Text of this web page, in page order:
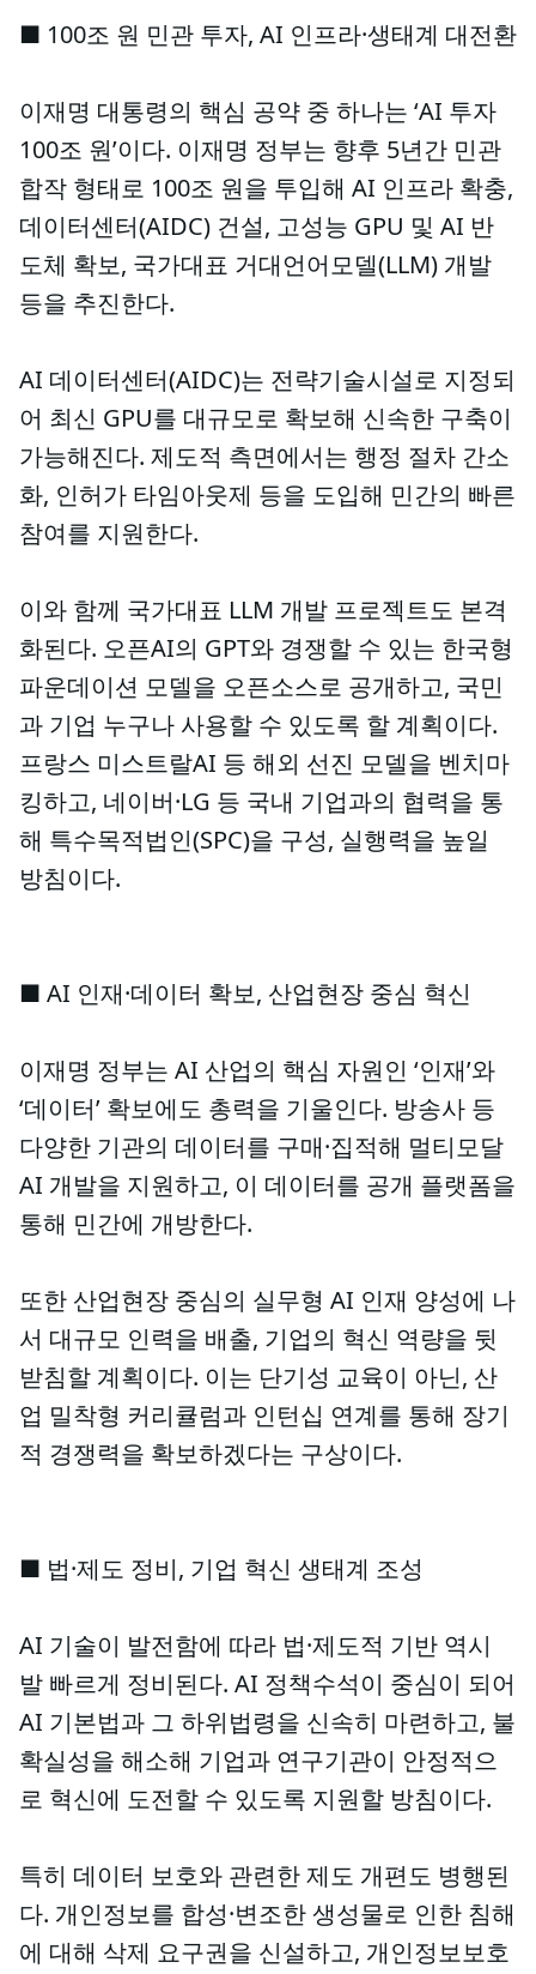
■ 100조 원 민관 투자, AI 인프라·생태계 대전환
이재명 대통령의 핵심 공약 중 하나는 ‘AI 투자
100조 원’이다. 이재명 정부는 향후 5년간 민관
합작 형태로 100조 원을 투입해 AI 인프라 확충,
데이터센터(AIDC) 건설, 고성능 GPU 및 AI 반
도체 확보, 국가대표 거대언어모델(LLM) 개발
등을 추진한다.
AI 데이터센터(AIDC)는 전략기술시설로 지정되
어 최신 GPU를 대규모로 확보해 신속한 구축이
가능해진다. 제도적 측면에서는 행정 절차 간소
화, 인허가 타임아웃제 등을 도입해 민간의 빠른
참여를 지원한다.
이와 함께 국가대표 LLM 개발 프로젝트도 본격
화된다. 오픈AI의 GPT와 경쟁할 수 있는 한국형
파운데이션 모델을 오픈소스로 공개하고, 국민
과 기업 누구나 사용할 수 있도록 할 계획이다.
프랑스 미스트랄AI 등 해외 선진 모델을 벤치마
킹하고, 네이버·LG 등 국내 기업과의 협력을 통
해 특수목적법인(SPC)을 구성, 실행력을 높일
방침이다.
■ AI 인재·데이터 확보, 산업현장 중심 혁신
이재명 정부는 AI 산업의 핵심 자원인 ‘인재’와
‘데이터’ 확보에도 총력을 기울인다. 방송사 등
다양한 기관의 데이터를 구매·집적해 멀티모달
AI 개발을 지원하고, 이 데이터를 공개 플랫폼을
통해 민간에 개방한다.
또한 산업현장 중심의 실무형 AI 인재 양성에 나
서 대규모 인력을 배출, 기업의 혁신 역량을 뒷
받침할 계획이다. 이는 단기성 교육이 아닌, 산
업 밀착형 커리큘럼과 인턴십 연계를 통해 장기
적 경쟁력을 확보하겠다는 구상이다.
■ 법·제도 정비, 기업 혁신 생태계 조성
AI 기술이 발전함에 따라 법·제도적 기반 역시
발 빠르게 정비된다. AI 정책수석이 중심이 되어
AI 기본법과 그 하위법령을 신속히 마련하고, 불
확실성을 해소해 기업과 연구기관이 안정적으
로 혁신에 도전할 수 있도록 지원할 방침이다.
특히 데이터 보호와 관련한 제도 개편도 병행된
다. 개인정보를 합성·변조한 생성물로 인한 침해
에 대해 삭제 요구권을 신설하고, 개인정보보호